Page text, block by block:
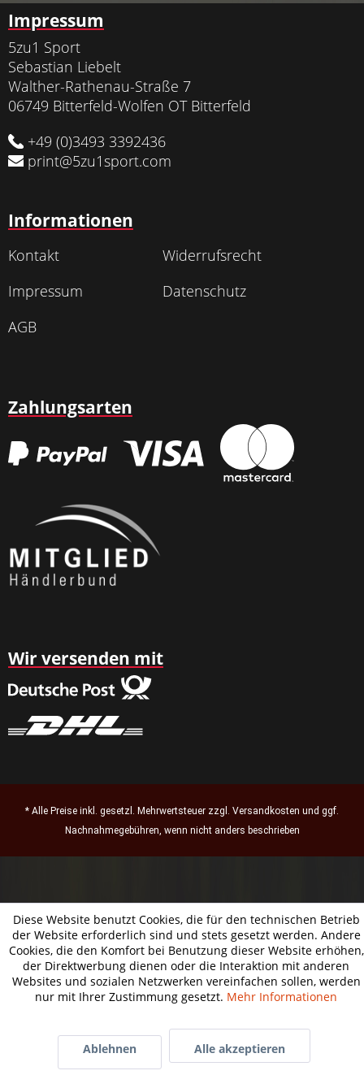
Impressum
5zu1 Sport
Sebastian Liebelt
Walther-Rathenau-Straße 7
06749 Bitterfeld-Wolfen OT Bitterfeld
+49 (0)3493 3392436
print@5zu1sport.com
Informationen
Kontakt
Widerrufsrecht
Impressum
Datenschutz
AGB
Zahlungsarten
Wir versenden mit
* Alle Preise inkl. gesetzl. Mehrwertsteuer zzgl. Versandkosten und ggf.
Nachnahmegebühren, wenn nicht anders beschrieben
Diese Website benutzt Cookies, die für den technischen Betrieb
der Website erforderlich sind und stets gesetzt werden. Andere
Cookies, die den Komfort bei Benutzung dieser Website erhöhen,
der Direktwerbung dienen oder die Interaktion mit anderen
Websites und sozialen Netzwerken vereinfachen sollen, werden
nur mit Ihrer Zustimmung gesetzt. Mehr Informationen
Ablehnen Alle akzeptieren